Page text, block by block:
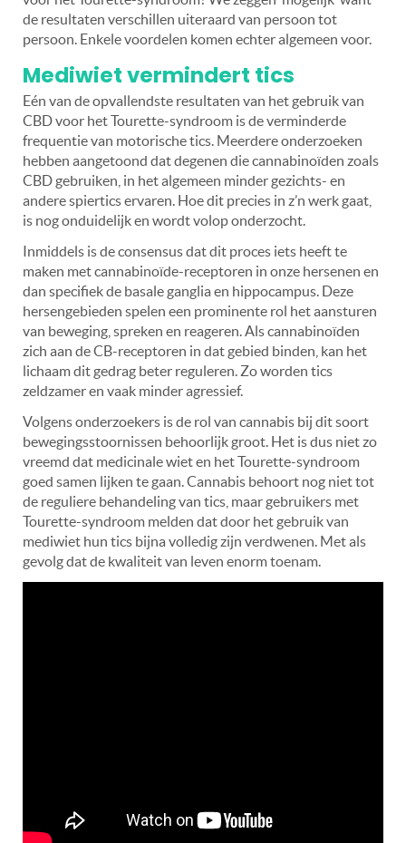
de resultaten verschillen uiteraard van persoon tot
persoon. Enkele voordelen komen echter algemeen voor.
Mediwiet vermindert tics
Eén van de opvallendste resultaten van het gebruik van
CBD voor het Tourette-syndroom is de verminderde
frequentie van motorische tics. Meerdere onderzoeken
hebben aangetoond dat degenen die cannabinoïden zoals
CBD gebruiken, in het algemeen minder gezichts- en
andere spiertics ervaren. Hoe dit precies in z’n werk gaat,
is nog onduidelijk en wordt volop onderzocht.
Inmiddels is de consensus dat dit proces iets heeft te
maken met cannabinoïde-receptoren in onze hersenen en
dan specifiek de basale ganglia en hippocampus. Deze
hersengebieden spelen een prominente rol het aansturen
van beweging, spreken en reageren. Als cannabinoïden
zich aan de CB-receptoren in dat gebied binden, kan het
lichaam dit gedrag beter reguleren. Zo worden tics
zeldzamer en vaak minder agressief.
Volgens onderzoekers is de rol van cannabis bij dit soort
bewegingsstoornissen behoorlijk groot. Het is dus niet zo
vreemd dat medicinale wiet en het Tourette-syndroom
goed samen lijken te gaan. Cannabis behoort nog niet tot
de reguliere behandeling van tics, maar gebruikers met
Tourette-syndroom melden dat door het gebruik van
mediwiet hun tics bijna volledig zijn verdwenen. Met als
gevolg dat de kwaliteit van leven enorm toenam.